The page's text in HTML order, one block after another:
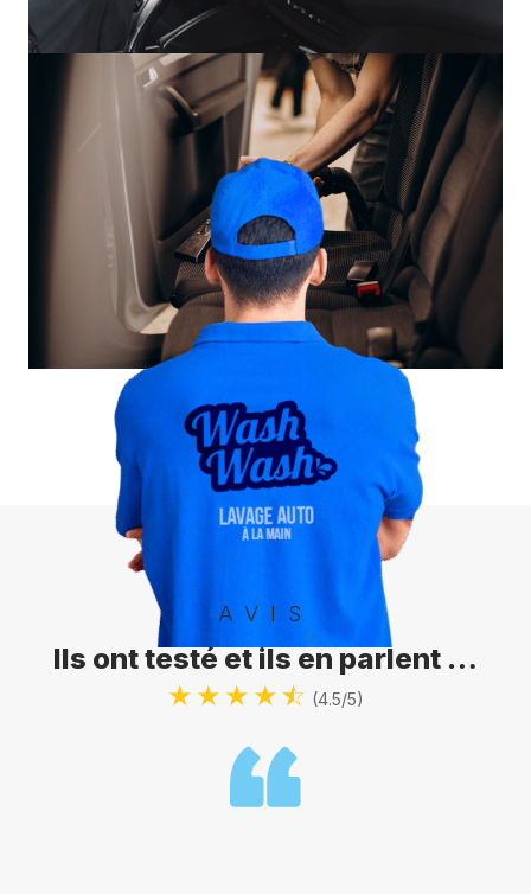
AVIS
Ils ont testé et ils en parlent …
(4.5/5)